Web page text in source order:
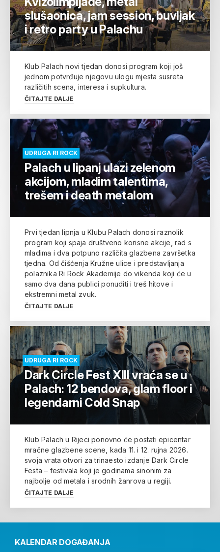
slušaonica, jam session, buvljak
i retro party u Palachu
Klub Palach novi tjedan donosi program koji još
jednom potvrđuje njegovu ulogu mjesta susreta
različitih scena, interesa i supkultura.
ČITAJTE DALJE
UDRUGA RI ROCK
Palach u lipanj ulazi zelenom
akcijom, mladim talentima,
trešem i death metalom
Prvi tjedan lipnja u Klubu Palach donosi raznolik
program koji spaja društveno korisne akcije, rad s
mladima i dva potpuno različita glazbena završetka
tjedna. Od čišćenja Kružne ulice i predstavljanja
polaznika Ri Rock Akademije do vikenda koji će u
samo dva dana publici ponuditi i treš hitove i
ekstremni metal zvuk.
ČITAJTE DALJE
UDRUGA RI ROCK
Dark Circle Fest XIII vraća se u
Palach: 12 bendova, glam floor i
legendarni Cold Snap
Klub Palach u Rijeci ponovno će postati epicentar
mračne glazbene scene, kada 11. i 12. rujna 2026.
svoja vrata otvori za trinaesto izdanje Dark Circle
Festa – festivala koji je godinama sinonim za
najbolje od metala i srodnih žanrova u regiji.
ČITAJTE DALJE
KALENDAR DOGAĐANJA